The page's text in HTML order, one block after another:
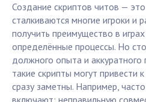
Создание скриптов читов —
сталкиваются многие игроки и
получить преимущество в
определённые процессы. Но
должного опыта и
такие скрипты могут привести
сразу заметны. Например,